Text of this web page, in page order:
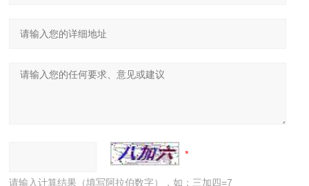
请输入计算结果（填写阿拉伯数字），如：三加四=7